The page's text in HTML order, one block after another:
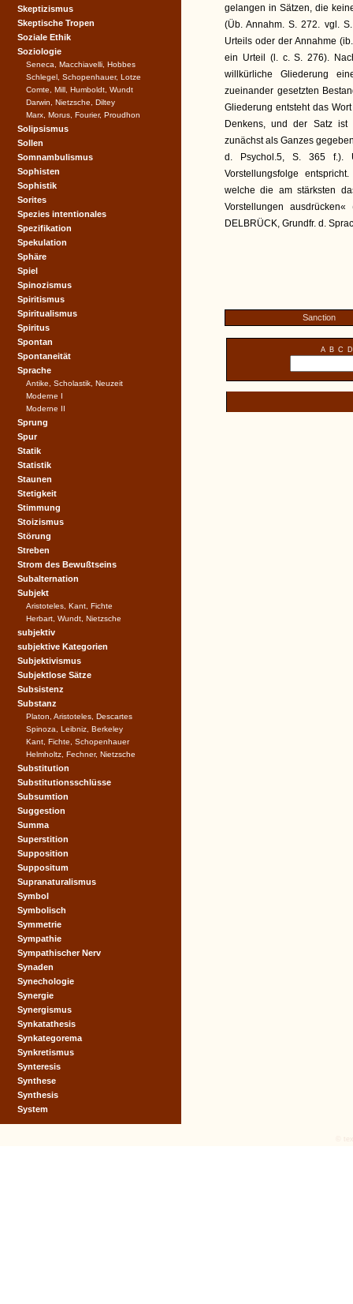
gelangen in Sätzen, die
(Üb. Annahm. S. 272. vgl.
Urteils oder der Annahme
ein Urteil (l. c. S. 276).
willkürliche Gliederung
zueinander gesetzten
Gliederung entsteht das
Denkens, und der Satz
zunächst als Ganzes
d. Psychol.5, S. 365 f.).
Vorstellungsfolge
welche die am stärksten
Vorstellungen
DELBRÜCK, Grundfr. d.
Sanction
A B C D
Skeptizismus
Skeptische Tropen
Soziale Ethik
Soziologie
Seneca, Macchiavelli, Hobbes
Schlegel, Schopenhauer, Lotze
Comte, Mill, Humboldt, Wundt
Darwin, Nietzsche, Diltey
Marx, Morus, Fourier, Proudhon
Solipsismus
Sollen
Somnambulismus
Sophisten
Sophistik
Sorites
Spezies intentionales
Spezifikation
Spekulation
Sphäre
Spiel
Spinozismus
Spiritismus
Spiritualismus
Spiritus
Spontan
Spontaneität
Sprache
Antike, Scholastik, Neuzeit
Moderne I
Moderne II
Sprung
Spur
Statik
Statistik
Staunen
Stetigkeit
Stimmung
Stoizismus
Störung
Streben
Strom des Bewußtseins
Subalternation
Subjekt
Aristoteles, Kant, Fichte
Herbart, Wundt, Nietzsche
subjektiv
subjektive Kategorien
Subjektivismus
Subjektlose Sätze
Subsistenz
Substanz
Platon, Aristoteles, Descartes
Spinoza, Leibniz, Berkeley
Kant, Fichte, Schopenhauer
Helmholtz, Fechner, Nietzsche
Substitution
Substitutionsschlüsse
Subsumtion
Suggestion
Summa
Superstition
Supposition
Suppositum
Supranaturalismus
Symbol
Symbolisch
Symmetrie
Sympathie
Sympathischer Nerv
Synaden
Synechologie
Synergie
Synergismus
Synkatathesis
Synkategorema
Synkretismus
Synteresis
Synthese
Synthesis
System